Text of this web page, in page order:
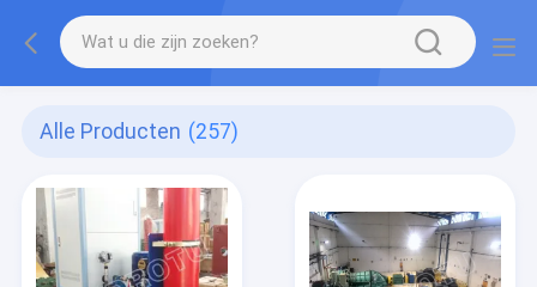
Alle Producten (257)